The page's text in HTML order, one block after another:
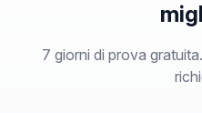
7 giorni di prova